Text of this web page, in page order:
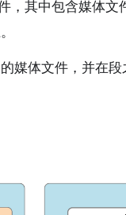
其中包含媒体文
媒体文件，并在